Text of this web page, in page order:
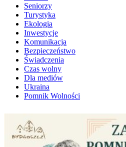
Seniorzy
Turystyka
Ekologia
Inwestycje
Komunikacja
Bezpieczeństwo
Świadczenia
Czas wolny
Dla mediów
Ukraina
Pomnik Wolności